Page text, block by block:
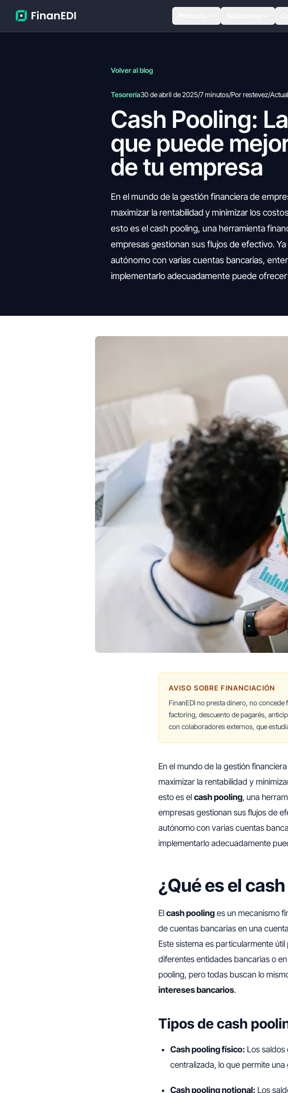
Volver al blog
Tesorería30 de abril de 2025/7 minutos/Por restevez/
Cash Pooling:
que puede
de tu empresa
En el mundo de la gestión financiera de
maximizar la rentabilidad y minimizar los
esto es el cash pooling, una herramienta
empresas gestionan sus flujos de efectivo.
autónomo con varias cuentas bancarias,
implementarlo adecuadamente puede
AVISO SOBRE FINANCIACIÓN
FinanEDI no presta dinero, no
factoring, descuento de pagarés,
con colaboradores externos, que
En el mundo de la gestión
maximizar la rentabilidad y
esto es el cash pooling, una
empresas gestionan sus flujos de
autónomo con varias cuentas
implementarlo adecuadamente
¿Qué es el
El cash pooling es un mecanismo
de cuentas bancarias en una
Este sistema es particularmente
diferentes entidades bancarias o
pooling, pero todas buscan lo
intereses bancarios.
Tipos de cash
Cash pooling físico: Los
centralizada, lo que permite
Cash pooling notional: Los